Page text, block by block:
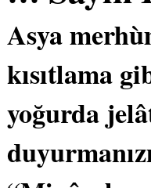
Asya
kısıtlama
yoğurda